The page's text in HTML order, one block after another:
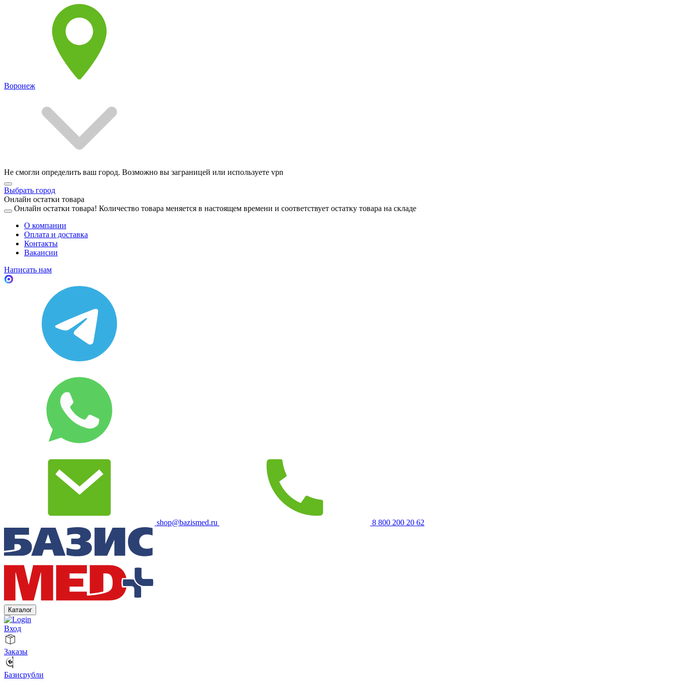
Воронеж
Не смогли определить ваш город. Возможно вы заграницей или используете vpn
Выбрать город
Онлайн остатки товара
Онлайн остатки товара! Количество товара меняется в настоящем времени и соответствует остатку товара на складе
О компании
Оплата и доставка
Контакты
Вакансии
Написать нам
shop@bazismed.ru 8 800 200 20 62
Каталог
Вход
Заказы
Базисрубли